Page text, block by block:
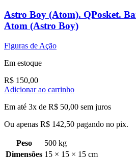
Astro Boy (Atom). QPosket.
Atom (Astro Boy)
Figuras de Ação
Em estoque
R$ 150,00
Adicionar ao carrinho
Em até 3x de R$ 50,00 sem juros
Ou apenas R$ 142,50 pagando no pix.
Peso
500 kg
Dimensões 15 × 15 × 15 cm